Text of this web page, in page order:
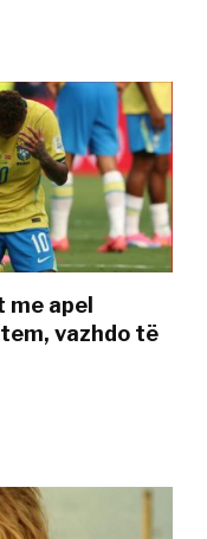
me apel
vazhdo të